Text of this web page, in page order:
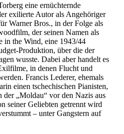
eine ernüchternde
exilierte Autor als Angehöriger
Warner Bros., in der Folge als
der seinen Namen als
in the Wind, eine 1943/44
Produktion, über die der
wusste. Dabei aber handelt es
in denen Flucht und
Francis Lederer, ehemals
einen tschechischen Pianisten,
der „Moldau“ vor den Nazis aus
seiner Geliebten getrennt wird
– unter Gangstern auf